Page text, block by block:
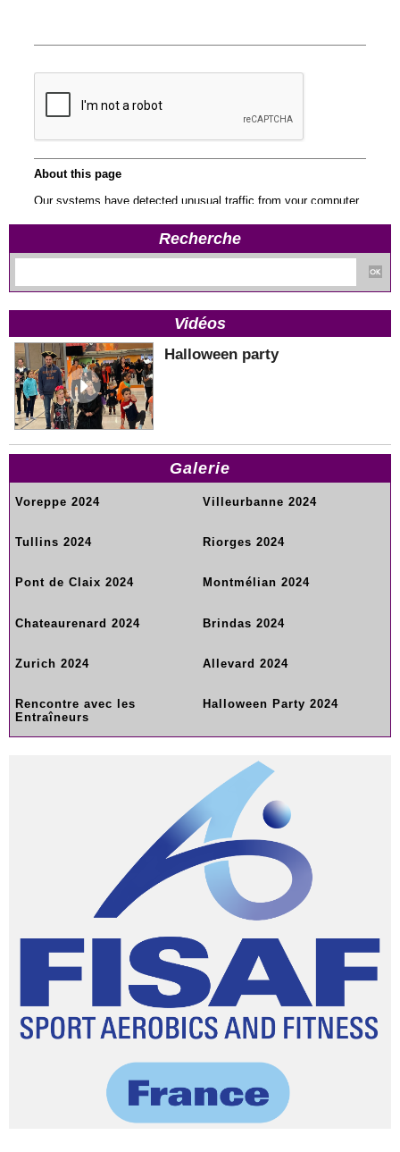
Recherche
Vidéos
Halloween party
Galerie
Voreppe 2024 Villeurbanne 2024
Tullins 2024 Riorges 2024
Pont de Claix 2024 Montmélian 2024
Chateaurenard 2024 Brindas 2024
Zurich 2024 Allevard 2024
Rencontre avec les
Entraîneurs
Halloween Party 2024